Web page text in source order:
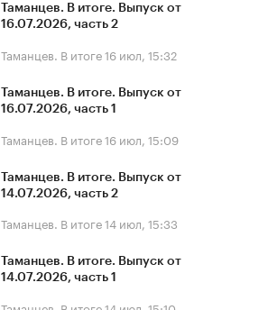
Таманцев. В итоге. Выпуск от
16.07.2026, часть 2
Таманцев. В итоге16 июл, 15:32
Таманцев. В итоге. Выпуск от
16.07.2026, часть 1
Таманцев. В итоге16 июл, 15:09
Таманцев. В итоге. Выпуск от
14.07.2026, часть 2
Таманцев. В итоге14 июл, 15:33
Таманцев. В итоге. Выпуск от
14.07.2026, часть 1